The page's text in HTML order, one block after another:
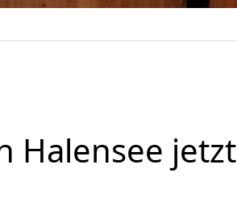
Halensee jetzt